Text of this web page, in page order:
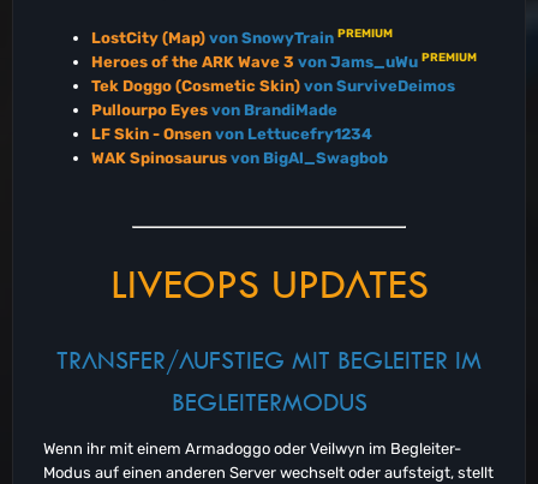
LostCity (Map) von SnowyTrain PREMIUM
Heroes of the ARK Wave 3 von Jams_uWu PREMIUM
Tek Doggo (Cosmetic Skin) von SurviveDeimos
Pullourpo Eyes von BrandiMade
LF Skin - Onsen von Lettucefry1234
WAK Spinosaurus von BigAl_Swagbob
LIVEOPS UPDATES
TRANSFER/AUFSTIEG MIT BEGLEITER IM
BEGLEITERMODUS
Wenn ihr mit einem Armadoggo oder Veilwyn im Begleiter-
Modus auf einen anderen Server wechselt oder aufsteigt, stellt